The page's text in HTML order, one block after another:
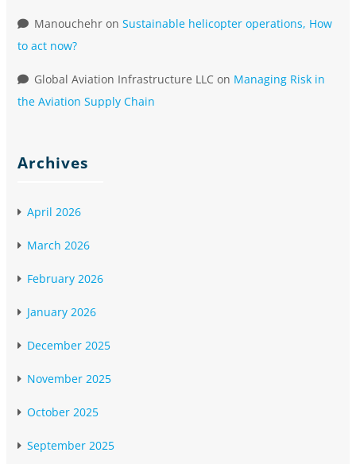
Manouchehr on Sustainable helicopter operations, How
to act now?
Global Aviation Infrastructure LLC on Managing Risk in
the Aviation Supply Chain
Archives
April 2026
March 2026
February 2026
January 2026
December 2025
November 2025
October 2025
September 2025